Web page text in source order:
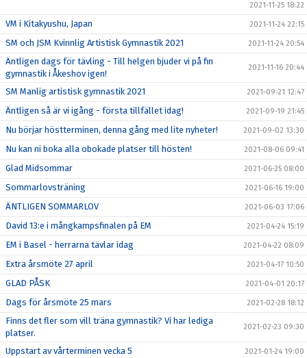
2021-11-25 18:22
VM i Kitakyushu, Japan 2021-11-24 22:15
SM och JSM Kvinnlig Artistisk Gymnastik 2021 2021-11-24 20:54
Äntligen dags för tävling - Till helgen bjuder vi på fin
gymnastik i Åkeshov igen!
2021-11-16 20:44
SM Manlig artistisk gymnastik 2021 2021-09-21 12:47
Äntligen så är vi igång - första tillfället idag! 2021-09-19 21:45
Nu börjar höstterminen, denna gång med lite nyheter! 2021-09-02 13:30
Nu kan ni boka alla obokade platser till hösten! 2021-08-06 09:41
Glad Midsommar 2021-06-25 08:00
Sommarlovsträning 2021-06-16 19:00
ÄNTLIGEN SOMMARLOV 2021-06-03 17:06
David 13:e i mångkampsfinalen på EM 2021-04-24 15:19
EM i Basel - herrarna tävlar idag 2021-04-22 08:09
Extra årsmöte 27 april 2021-04-17 10:50
GLAD PÅSK 2021-04-01 20:17
Dags för årsmöte 25 mars 2021-02-28 18:12
Finns det fler som vill träna gymnastik? Vi har lediga
platser.
2021-02-23 09:30
Uppstart av vårterminen vecka 5 2021-01-24 19:00